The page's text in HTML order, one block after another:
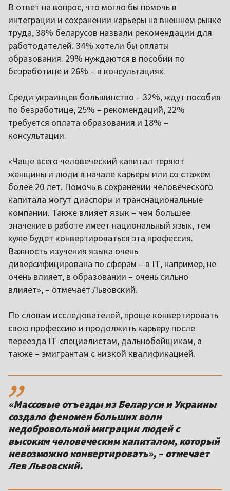
В ответ на вопрос, что могло бы помочь в
интеграции и сохранении карьеры на внешнем рынке
труда, 38% беларусов назвали рекомендации для
работодателей. 34% хотели бы оплаты
образования. 29% нуждаются в пособии по
безработице и 26% – в консультациях.
Среди украинцев большинство – 32%, ждут пособия
по безработице, 25% – рекомендаций, 22%
требуется оплата образования и 18% –
консультации.
«Чаще всего человеческий капитал теряют
женщины и люди в начале карьеры или со стажем
более 20 лет. Помочь в сохранении человеческого
капитала могут диаспоры и транснациональные
компании. Также влияет язык – чем большее
значение в работе имеет национальный язык, тем
хуже будет конвертироваться эта профессия.
Важность изучения языка очень
диверсифицирована по сферам – в IТ, например, не
очень влияет, в образовании – очень сильно
влияет», – отмечает Львовский.
По словам исследователей, проще конвертировать
свою профессию и продолжить карьеру после
переезда IТ-специалистам, дальнобойщикам, а
также – эмигрантам с низкой квалификацией.
,,
«Массовые отъезды из Беларуси и Украины
создало феномен больших волн
недобровольной миграции людей с
высоким человеческим капиталом, который
невозможно конвертировать», – отмечает
Лев Львовский.